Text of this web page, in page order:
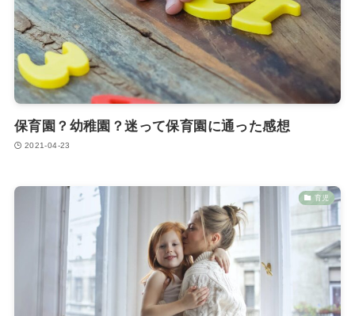
保育園？幼稚園？迷って保育園に通った感想
2021-04-23
育児